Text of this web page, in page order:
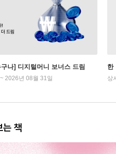
나] 디지털머니 보너스 드림
2026년 08월 31일
한
상
는 책